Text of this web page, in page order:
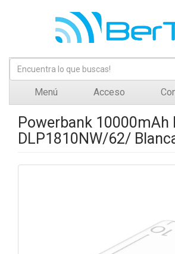
Menú Acceso
Powerbank 10000mAh
DLP1810NW/62/